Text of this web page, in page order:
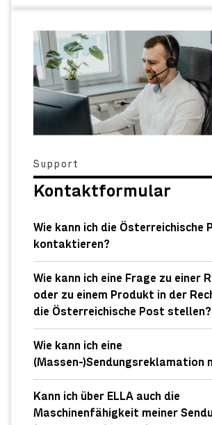
Support
Kontaktformular
Wie kann ich die Österreichische
kontaktieren?
Wie kann ich eine Frage zu einer
oder zu einem Produkt in der
die Österreichische Post stellen?
Wie kann ich eine
(Massen-)Sendungsreklamation
Kann ich über ELLA auch die
Maschinenfähigkeit meiner